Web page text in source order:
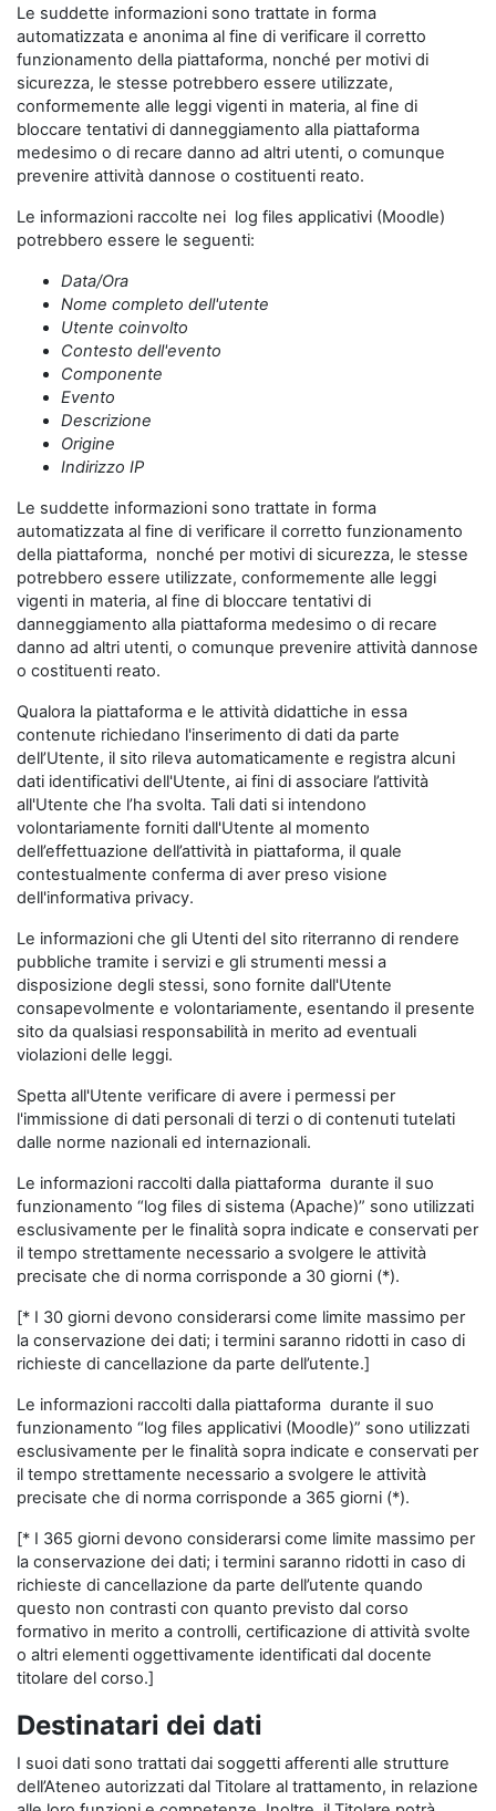
Le suddette informazioni sono trattate in forma
automatizzata e anonima al fine di verificare il corretto
funzionamento della piattaforma, nonché per motivi di
sicurezza, le stesse potrebbero essere utilizzate,
conformemente alle leggi vigenti in materia, al fine di
bloccare tentativi di danneggiamento alla piattaforma
medesimo o di recare danno ad altri utenti, o comunque
prevenire attività dannose o costituenti reato.
Le informazioni raccolte nei log files applicativi (Moodle)
potrebbero essere le seguenti:
Data/Ora
Nome completo dell'utente
Utente coinvolto
Contesto dell'evento
Componente
Evento
Descrizione
Origine
Indirizzo IP
Le suddette informazioni sono trattate in forma
automatizzata al fine di verificare il corretto funzionamento
della piattaforma, nonché per motivi di sicurezza, le stesse
potrebbero essere utilizzate, conformemente alle leggi
vigenti in materia, al fine di bloccare tentativi di
danneggiamento alla piattaforma medesimo o di recare
danno ad altri utenti, o comunque prevenire attività dannose
o costituenti reato.
Qualora la piattaforma e le attività didattiche in essa
contenute richiedano l'inserimento di dati da parte
dell’Utente, il sito rileva automaticamente e registra alcuni
dati identificativi dell'Utente, ai fini di associare l’attività
all'Utente che l’ha svolta. Tali dati si intendono
volontariamente forniti dall'Utente al momento
dell’effettuazione dell’attività in piattaforma, il quale
contestualmente conferma di aver preso visione
dell'informativa privacy.
Le informazioni che gli Utenti del sito riterranno di rendere
pubbliche tramite i servizi e gli strumenti messi a
disposizione degli stessi, sono fornite dall'Utente
consapevolmente e volontariamente, esentando il presente
sito da qualsiasi responsabilità in merito ad eventuali
violazioni delle leggi.
Spetta all'Utente verificare di avere i permessi per
l'immissione di dati personali di terzi o di contenuti tutelati
dalle norme nazionali ed internazionali.
Le informazioni raccolti dalla piattaforma durante il suo
funzionamento “log files di sistema (Apache)” sono utilizzati
esclusivamente per le finalità sopra indicate e conservati per
il tempo strettamente necessario a svolgere le attività
precisate che di norma corrisponde a 30 giorni (*).
[* I 30 giorni devono considerarsi come limite massimo per
la conservazione dei dati; i termini saranno ridotti in caso di
richieste di cancellazione da parte dell’utente.]
Le informazioni raccolti dalla piattaforma durante il suo
funzionamento “log files applicativi (Moodle)” sono utilizzati
esclusivamente per le finalità sopra indicate e conservati per
il tempo strettamente necessario a svolgere le attività
precisate che di norma corrisponde a 365 giorni (*).
[* I 365 giorni devono considerarsi come limite massimo per
la conservazione dei dati; i termini saranno ridotti in caso di
richieste di cancellazione da parte dell’utente quando
questo non contrasti con quanto previsto dal corso
formativo in merito a controlli, certificazione di attività svolte
o altri elementi oggettivamente identificati dal docente
titolare del corso.]
Destinatari dei dati
I suoi dati sono trattati dai soggetti afferenti alle strutture
dell’Ateneo autorizzati dal Titolare al trattamento, in relazione